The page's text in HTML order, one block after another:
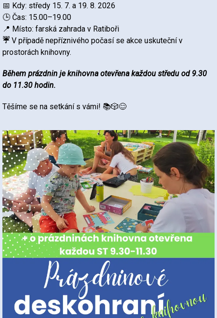
📅 Kdy: středy 15. 7. a 19. 8. 2026
🕒 Čas: 15.00–19.00
📍 Místo: farská zahrada v Ratiboři
☔ V případě nepříznivého počasí se akce uskuteční v
prostorách knihovny.
Během prázdnin je knihovna otevřena každou středu od 9.30
do 11.30 hodin.
Těšíme se na setkání s vámi! 📚🎲😊